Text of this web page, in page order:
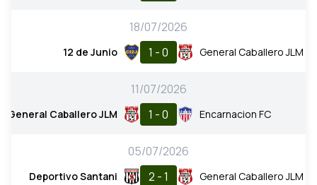
18/07/2026
12 de Junio 1 - 0 General Caballero JLM
11/07/2026
General Caballero JLM 1 - 0 Encarnacion FC
05/07/2026
Deportivo Santani 2 - 1 General Caballero JLM